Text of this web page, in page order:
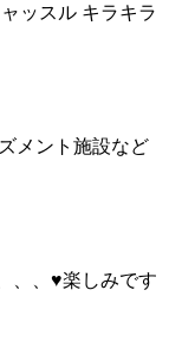
ッスル キラキラ
メント施設など
、、♥楽しみです